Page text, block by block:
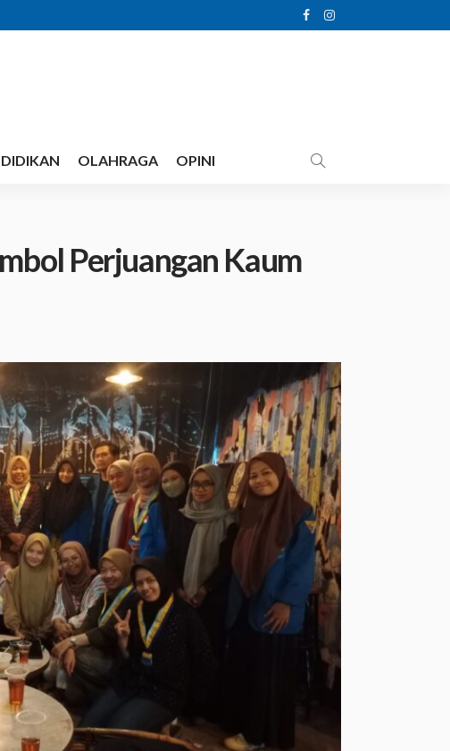
OLAHRAGA OPINI
Perjuangan Kaum